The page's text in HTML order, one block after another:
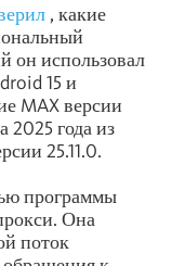
, какие
он использовал
15 и
MAX версии
2025 года из
25.11.0.
программы
Она
поток